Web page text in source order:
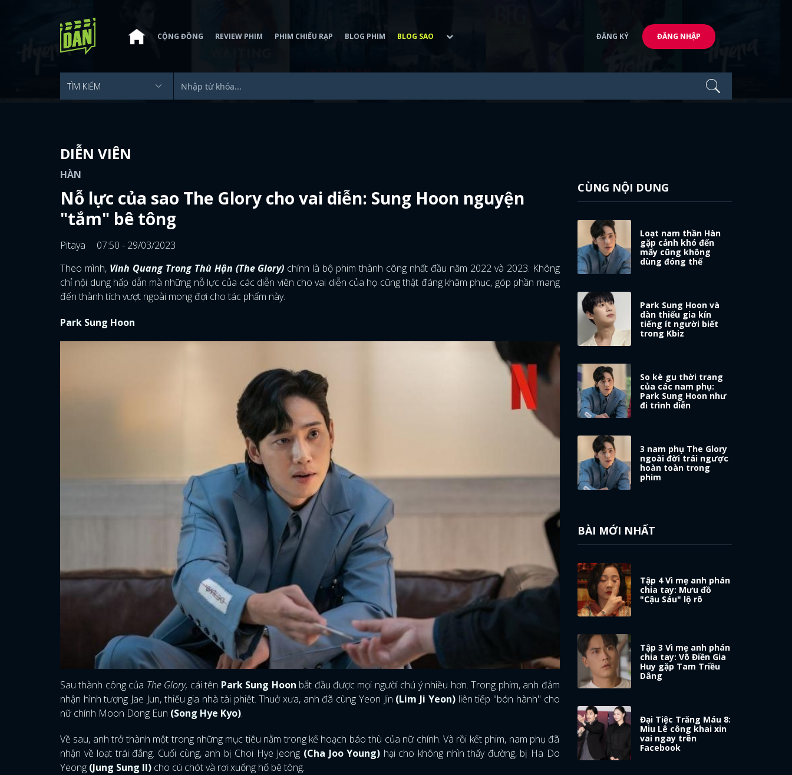
CỘNG ĐỒNG REVIEW PHIM PHIM CHIẾU RẠP BLOG PHIM BLOG SAO ĐĂNG KÝ ĐĂNG NHẬP
DIỄN VIÊN
HÀN
Nỗ lực của sao The Glory cho vai diễn: Sung Hoon nguyện
"tắm" bê tông
Pitaya
07:50 - 29/03/2023
Theo mình,Vinh Quang Trong Thù Hận (The Glory) chính là bộ phim thành công nhất đầu năm 2022 và 2023. Không
chỉ nội dung hấp dẫn mà những nỗ lực của các diễn viên cho vai diễn của họ cũng thật đáng khâm phục, góp phần mang
đến thành tích vượt ngoài mong đợi cho tác phẩm này.
Park Sung Hoon
Sau thành công của The Glory, cái tên Park Sung Hoon bắt đầu được mọi người chú ý nhiều hơn. Trong phim, anh đảm
nhận hình tượng Jae Jun, thiếu gia nhà tài phiệt. Thuở xưa, anh đã cùng Yeon Jin (Lim Ji Yeon)liên tiếp "bón hành" cho
nữ chính Moon Dong Eun (Song Hye Kyo).
Về sau, anh trở thành một trong những mục tiêu nằm trong kế hoạch báo thù của nữ chính. Và rồi kết phim, nam phụ đã
nhận về loạt trái đắng. Cuối cùng, anh bị Choi Hye Jeong (Cha Joo Young) hại cho không nhìn thấy đường, bị Ha Do
Yeong (Jung Sung Il) cho cú chót và rơi xuống hố bê tông.
CÙNG NỘI DUNG
Loạt nam thần Hàn
gặp cảnh khó đến
mấy cũng không
dùng đóng thế
Park Sung Hoon và
dàn thiếu gia kín
tiếng ít người biết
trong Kbiz
So kè gu thời trang
của các nam phụ:
Park Sung Hoon như
đi trình diễn
3 nam phụ The Glory
ngoài đời trái ngược
hoàn toàn trong
phim
BÀI MỚI NHẤT
Tập 4 Vì mẹ anh phán
chia tay: Mưu đồ
"Cậu Sáu" lộ rõ
Tập 3 Vì mẹ anh phán
chia tay: Võ Điền Gia
Huy gặp Tam Triều
Dâng
Đại Tiệc Trăng Máu 8:
Miu Lê công khai xin
vai ngay trên
Facebook